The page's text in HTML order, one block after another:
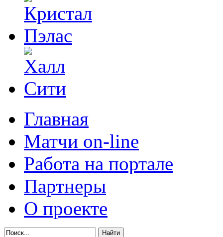
Главная
Матчи on-line
Работа на портале
Партнеры
О проекте